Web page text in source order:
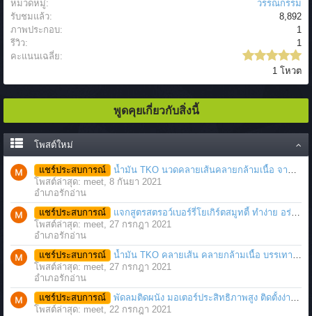
หมวดหมู่:
วรรณกรรม
รับชมแล้ว:
8,892
ภาพประกอบ:
1
รีวิว:
1
คะแนนเฉลี่ย:
1 โหวต
พูดคุยเกี่ยวกับสิ่งนี้
โพสต์ใหม่
แชร์ประสบการณ์
น้ำมัน TKO นวดคลายเส้นคลายกล้ามเนื้อ จากภาวะตึงหรือเคล็ด บาดเจ็บ ได้อย่างฉับพลัน
โพสต์ล่าสุด: meet, 8 กันยา 2021
อำเภอรักอ่าน
แชร์ประสบการณ์
แจกสูตรสตรอว์เบอร์รี่โยเกิร์ตสมูทตี้ ทำง่าย อร่อย แค่มีเครื่องปั่นน้ำผลไม้
โพสต์ล่าสุด: meet, 27 กรกฎา 2021
อำเภอรักอ่าน
แชร์ประสบการณ์
น้ำมัน TKO คลายเส้น คลายกล้ามเนื้อ บรรเทาอาการบาดเจ็บโดยฉับพลัน
โพสต์ล่าสุด: meet, 27 กรกฎา 2021
อำเภอรักอ่าน
แชร์ประสบการณ์
พัดลมติดผนัง มอเตอร์ประสิทธิภาพสูง ติดตั้งง่าย ประหยัดพื้นที่
โพสต์ล่าสุด: meet, 22 กรกฎา 2021